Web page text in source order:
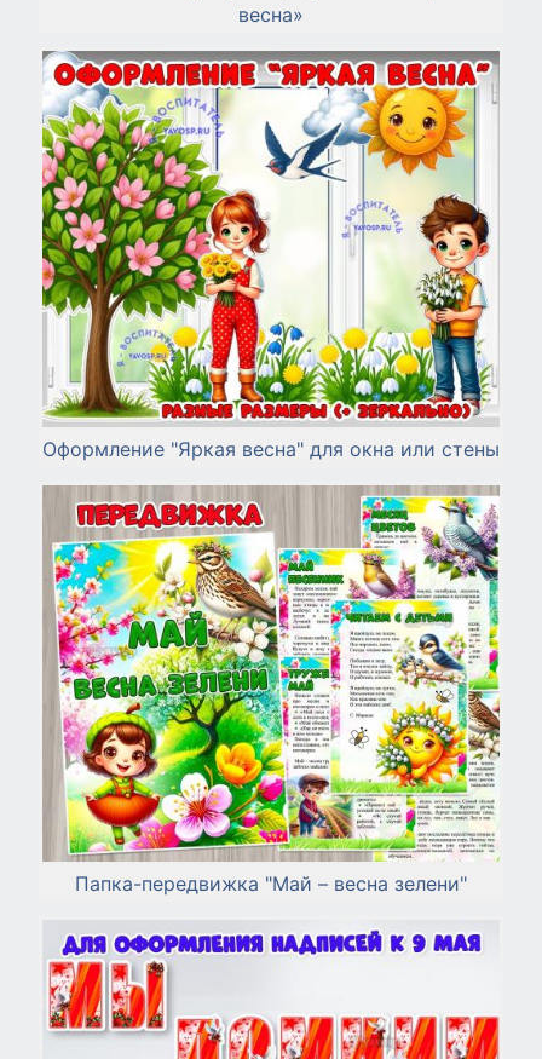
весна»
Оформление "Яркая весна" для окна или стены
Папка-передвижка "Май – весна зелени"